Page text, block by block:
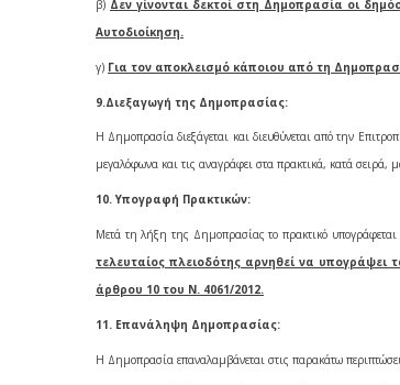
β) Δεν γίνονται δεκτοί στη Δημοπρασία οι
Αυτοδιοίκηση.
γ) Για τον αποκλεισμό κάποιου από τη
9.Διεξαγωγή της Δημοπρασίας:
H Δημοπρασία διεξάγεται και διευθύνεται από την
μεγαλόφωνα και τις αναγράφει στα πρακτικά, κατά σειρά,
10. Υπογραφή Πρακτικών:
Μετά τη λήξη της Δημοπρασίας το πρακτικό υπογράφεται
τελευταίος πλειοδότης αρνηθεί να
άρθρου 10 του Ν. 4061/2012.
11. Επανάληψη Δημοπρασίας:
H Δημοπρασία επαναλαμβάνεται στις παρακάτω